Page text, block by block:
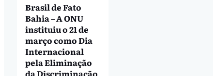
Brasil de Fato
Bahia – A ONU
instituiu o 21 de
março como Dia
Internacional
pela Eliminação
da Discriminação